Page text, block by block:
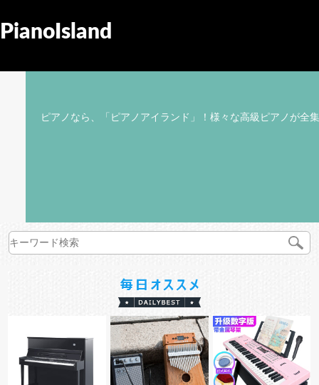
PianoIsland
ピアノなら、「ピアノアイランド」！様々な高級ピアノが全